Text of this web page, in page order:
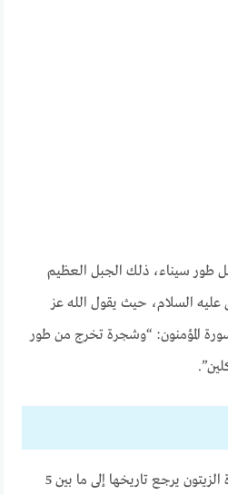
طور سيناء، ذلك الجبل العظيم
عليه السلام، حيث يقول الله عز
المؤمنون: “وشجرة تخرج من طور
يعتقد بعض العلماء أن شجرة الزيتون يرجع تاريخها إلى ما بين 5